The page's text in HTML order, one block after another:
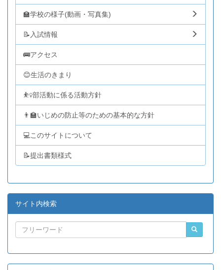
🏫学校の様子(動画・写真集)
📝入試情報
🚌アクセス
😊生活のきまり
⛹️‍♀️部活動に係る活動方針
👨‍🏫いじめの防止等のための基本的な方針
💻このサイトについて
📝提出書類様式
サイト内検索